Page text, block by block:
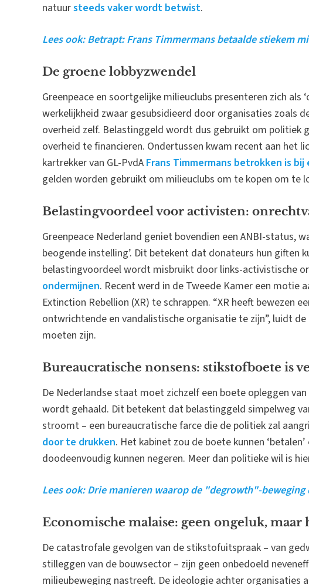
natuursteeds vaker wordt betwist.
Lees ook: Betrapt: Frans Timmermans betaalde stiekem
De groene lobbyzwendel
Greenpeace en soortgelijke milieuclubs presenteren zich als
werkelijkheid zwaar gesubsidieerd door organisaties zoals
overheid zelf. Belastinggeld wordt dus gebruikt om politiek
overheid te financieren. Ondertussen kwam recent aan het
kartrekker van GL-PvdA Frans Timmermans betrokken is
gelden worden gebruikt om milieuclubs om te kopen om te
Belastingvoordeel voor activisten:
Greenpeace Nederland geniet bovendien een ANBI-status,
beogende instelling’. Dit betekent dat donateurs hun giften
belastingvoordeel wordt misbruikt door links-activistische
ondermijnen. Recent werd in de Tweede Kamer een motie
Extinction Rebellion (XR) te schrappen. “XR heeft bewezen
ontwrichtende en vandalistische organisatie te zijn”, luidt
moeten zijn.
Bureaucratische nonsens: stikstofboete is
De Nederlandse staat moet zichzelf een boete opleggen
wordt gehaald. Dit betekent dat belastinggeld simpelweg
stroomt – een bureaucratische farce die de politiek zal
door te drukken. Het kabinet zou de boete kunnen
doodeenvoudig kunnen negeren. Meer dan politieke wil is
Lees ook: Drie manieren waarop de "degrowth"-
Economische malaise: geen ongeluk, maar
De catastrofale gevolgen van de stikstofuitspraak – van
stilleggen van de bouwsector – zijn geen onbedoeld
milieubeweging nastreeft. De ideologie achter organisaties